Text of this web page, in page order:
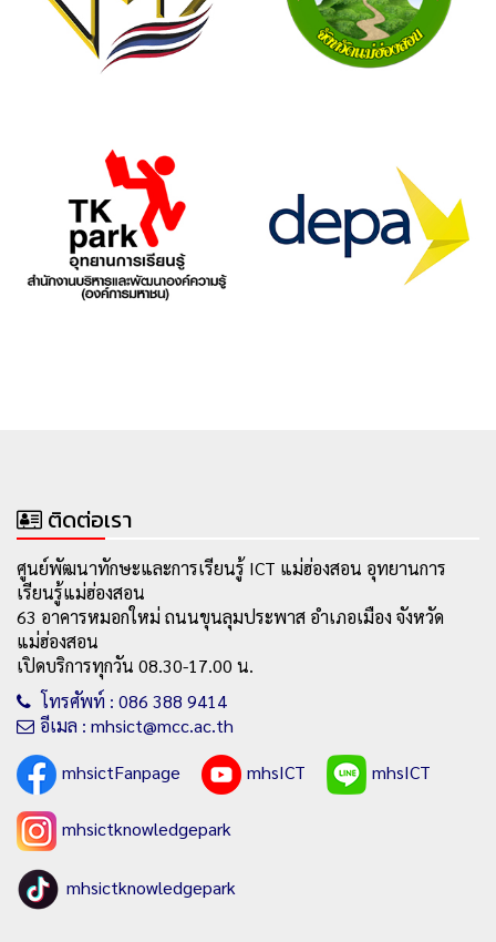
ติดต่อเรา
ศูนย์พัฒนาทักษะและการเรียนรู้ ICT แม่ฮ่องสอน อุทยานการ
เรียนรู้แม่ฮ่องสอน
63 อาคารหมอกใหม่ ถนนขุนลุมประพาส อำเภอเมือง จังหวัด
แม่ฮ่องสอน
เปิดบริการทุกวัน 08.30-17.00 น.
โทรศัพท์ : 086 388 9414
อีเมล : mhsict@mcc.ac.th
mhsictFanpage
mhsICT mhsICT
mhsictknowledgepark
mhsictknowledgepark